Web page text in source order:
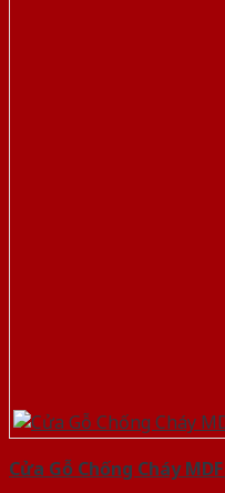
Cửa Gỗ Chống Cháy